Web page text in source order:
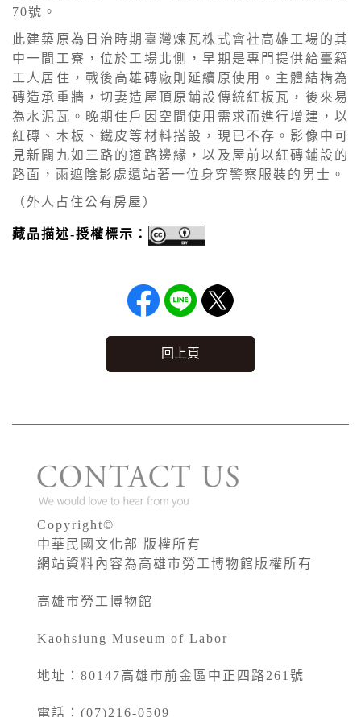
70號。
此建築原為日治時期臺灣煉瓦株式會社高雄工場的其
中一間工寮，位於工場北側，早期是專門提供給臺籍
工人居住，戰後高雄磚廠則延續原使用。主體結構為
磚造承重牆，切妻造屋頂原鋪設傳統紅板瓦，後來易
為水泥瓦。晚期住戶因空間使用需求而進行增建，以
紅磚、木板、鐵皮等材料搭設，現已不存。影像中可
見新闢九如三路的道路邊緣，以及屋前以紅磚鋪設的
路面，雨遮陰影處還站著一位身穿警察服裝的男士。
（外人占住公有房屋）
藏品描述-授權標示：
回上頁
Copyright©
中華民國文化部 版權所有
網站資料內容為高雄市勞工博物館版權所有
高雄市勞工博物館
Kaohsiung Museum of Labor
地址：80147高雄市前金區中正四路261號
電話：(07)216-0509